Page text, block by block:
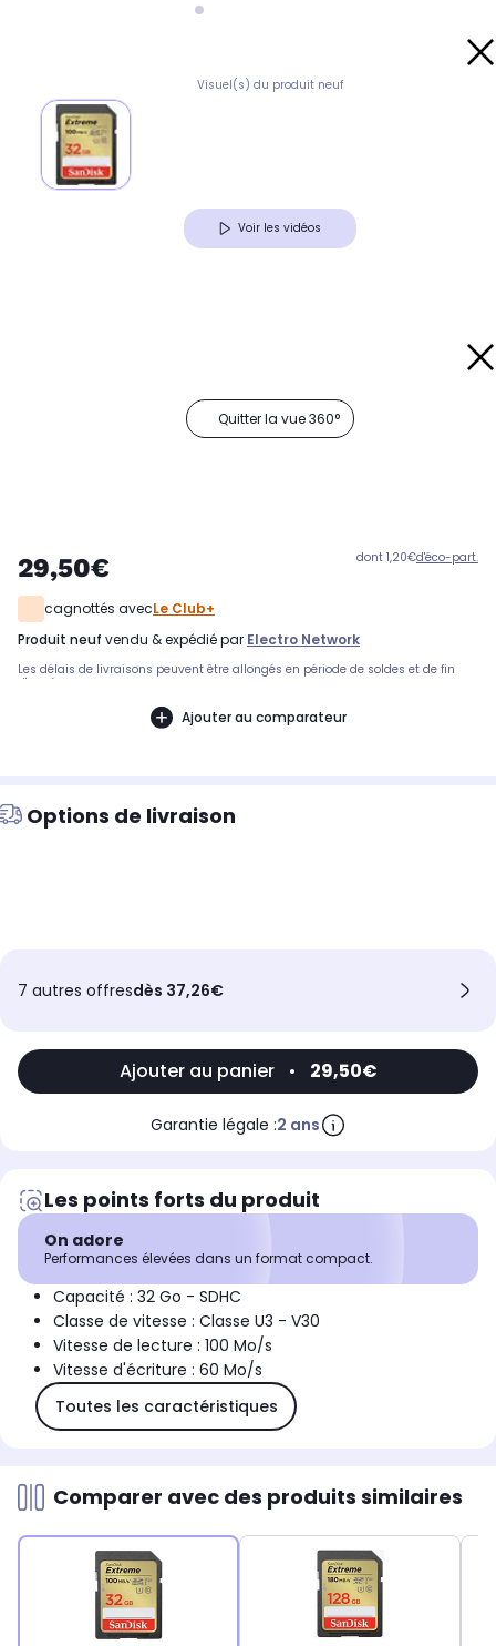
Visuel(s) du produit neuf
Voir les vidéos
Quitter la vue 360°
29,50€ dont 1,20€d'éco-part.
cagnottés avecLe Club+
produit neuf vendu & expédié par Electro Network
Les délais de livraisons peuvent être allongés en période de soldes et de fin
d'année.
Ajouter au comparateur
Options de livraison
7 autres offresdès 37,26€
Ajouter au panier • 29,50€
Garantie légale :2 ans
Les points forts du produit
On adore
Performances élevées dans un format compact.
Capacité : 32 Go - SDHC
Classe de vitesse : Classe U3 - V30
Vitesse de lecture : 100 Mo/s
Vitesse d'écriture : 60 Mo/s
Toutes les caractéristiques
Comparer avec des produits similaires